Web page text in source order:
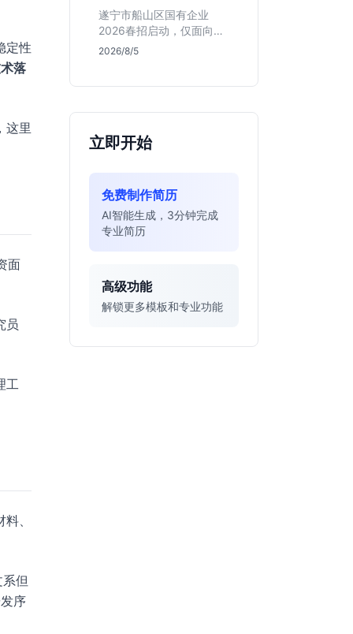
定性
落
这里
面
员
工
、
但
序
本地生必看
遂宁市船山区国有企业
2026春招启动，仅面向行
政管理专业。招聘截止至
资细节未公开，竞争周期
2026/8/5
立即开始
免费制作简历
AI智能生成，3分钟完成
专业简历
高级功能
解锁更多模板和专业功能